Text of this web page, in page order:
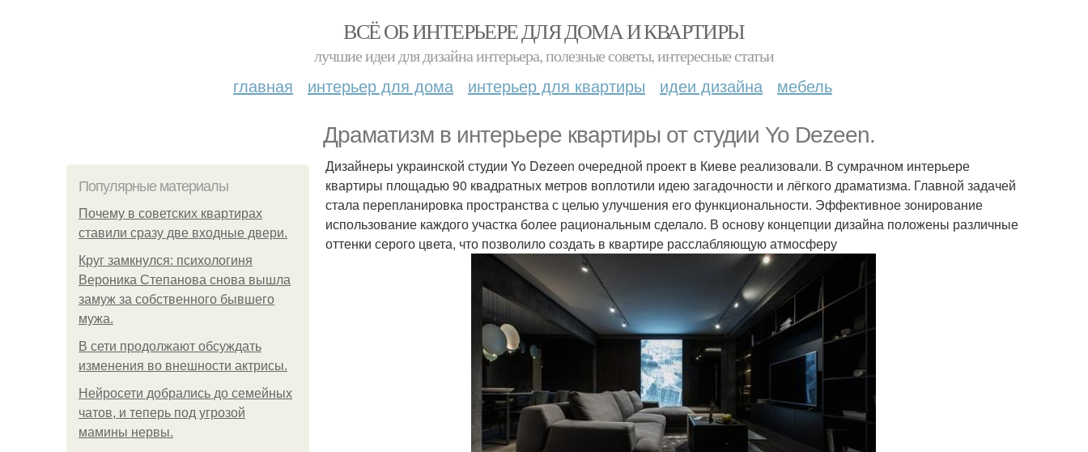
ВСЁ ОБ ИНТЕРЬЕРЕ ДЛЯ ДОМА И КВАРТИРЫ
лучшие идеи для дизайна интерьера, полезные советы, интересные статьи
главная интерьер для дома интерьер для квартиры идеи дизайна мебель
Драматизм в интерьере квартиры от студии Yo Dezeen.
Популярные материалы
Почему в советских квартирах
ставили сразу две входные двери.
Круг замкнулся: психологиня
Вероника Степанова снова вышла
замуж за собственного бывшего
мужа.
В сети продолжают обсуждать
изменения во внешности актрисы.
Нейросети добрались до семейных
чатов, и теперь под угрозой
мамины нервы.
Дизайнеры украинской студии Yo Dezeen очередной проект в Киеве реализовали. В сумрачном интерьере
квартиры площадью 90 квадратных метров воплотили идею загадочности и лёгкого драматизма. Главной задачей
стала перепланировка пространства с целью улучшения его функциональности. Эффективное зонирование
использование каждого участка более рациональным сделало. В основу концепции дизайна положены различные
оттенки серого цвета, что позволило создать в квартире расслабляющую атмосферу